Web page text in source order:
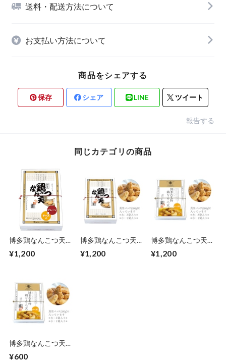
送料・配送方法について
お支払い方法について
商品をシェアする
保存 シェア LINE ツイート
報告する
同じカテゴリの商品
博多鶏なんこつ天
MIX
¥1,200
博多鶏なんこつ天
大
¥1,200
博多鶏なんこつ天チ
ーズ入 大
¥1,200
博多鶏なんこつ天チ
ーズ入 小
¥600